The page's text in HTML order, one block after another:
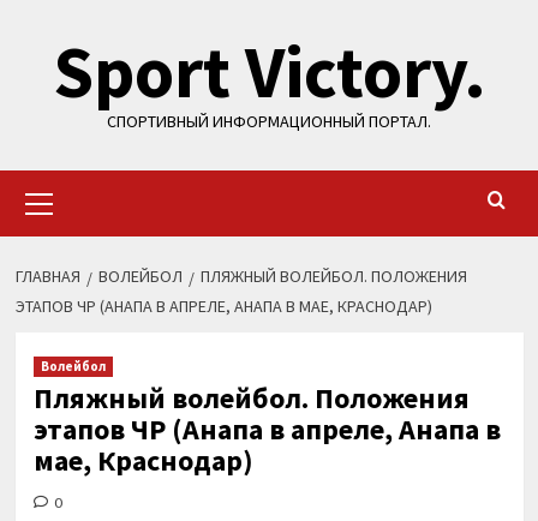
содержимому
Sport Victory.
СПОРТИВНЫЙ ИНФОРМАЦИОННЫЙ ПОРТАЛ.
меню
ГЛАВНАЯ ВОЛЕЙБОЛ
ПЛЯЖНЫЙ ВОЛЕЙБОЛ. ПОЛОЖЕНИЯ
ЭТАПОВ ЧР (АНАПА В АПРЕЛЕ, АНАПА В МАЕ, КРАСНОДАР)
Волейбол
Пляжный волейбол. Положения
этапов ЧР (Анапа в апреле, Анапа в
мае, Краснодар)
0